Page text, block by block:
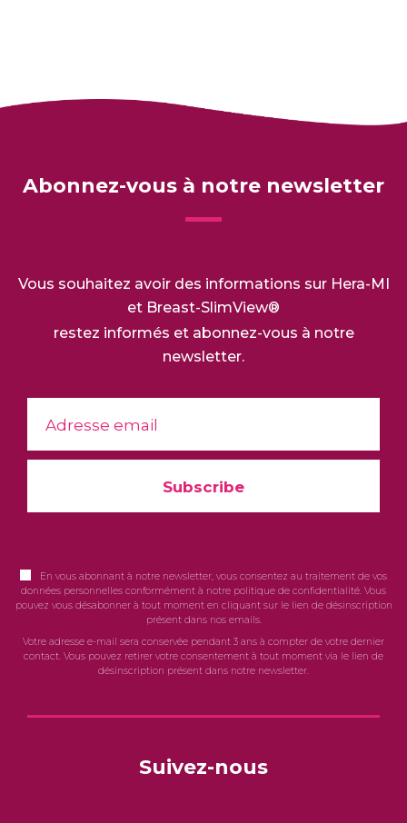
Abonnez-vous à notre newsletter
Vous souhaitez avoir des informations sur Hera-MI
et Breast-SlimView®
restez informés et abonnez-vous à notre
newsletter.
En vous abonnant à notre newsletter, vous consentez au traitement de vos
données personnelles conformément à notre politique de confidentialité. Vous
pouvez vous désabonner à tout moment en cliquant sur le lien de désinscription
présent dans nos emails.
Votre adresse e-mail sera conservée pendant 3 ans à compter de votre dernier
contact. Vous pouvez retirer votre consentement à tout moment via le lien de
désinscription présent dans notre newsletter.
Suivez-nous